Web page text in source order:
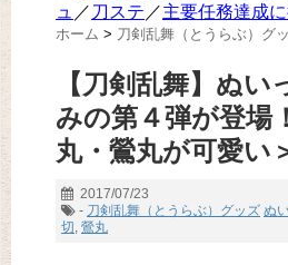
ュ ／ 刀ステ ／主要任務達成
ホーム > 刀剣乱舞（とうらぶ）グ
【刀剣乱舞】ぬい
みの第４弾が登場
丸・鶯丸が可愛い
2017/07/23
- 刀剣乱舞（とうらぶ）グッズ ぬ
切, 鶯丸